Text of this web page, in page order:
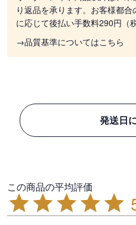
り返品を承ります。お客様都
に応じて後払い手数料290円（
→品質基準についてはこちら
発送日